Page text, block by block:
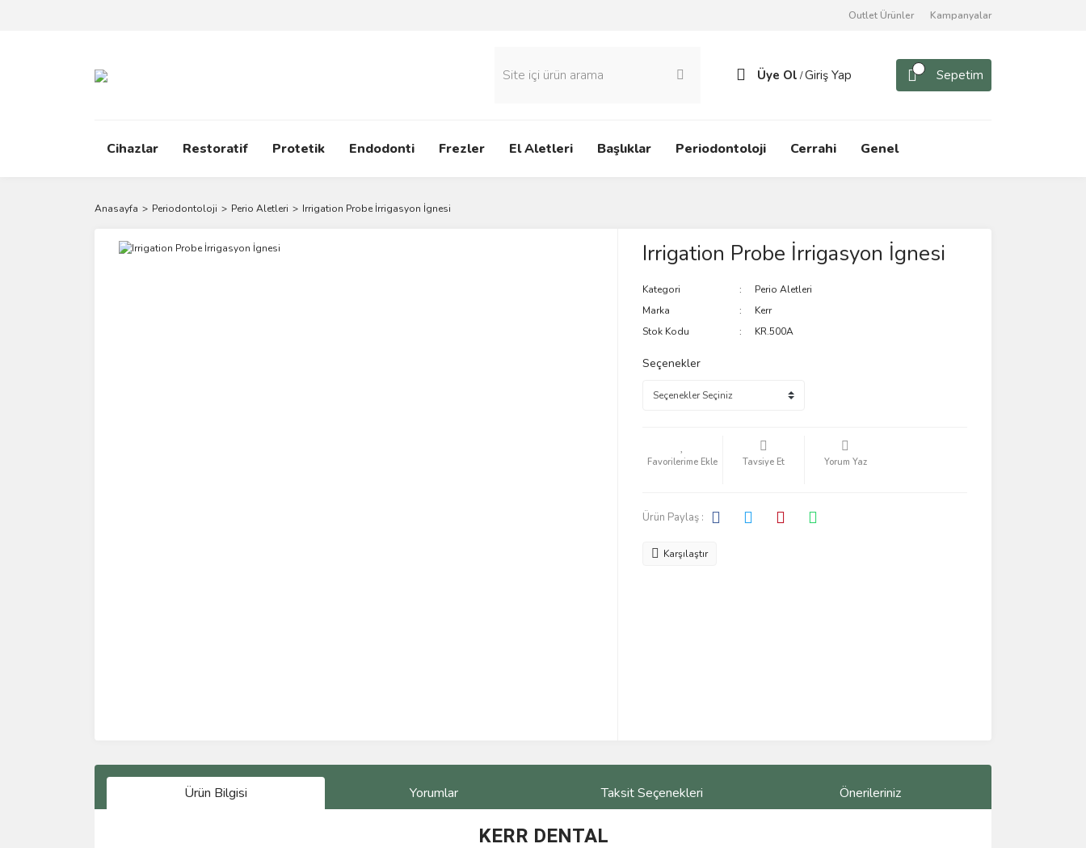
Outlet Ürünler Kampanyalar
Üye Ol /Giriş Yap Sepetim
Cihazlar Restoratif Protetik Endodonti Frezler El Aletleri Başlıklar Periodontoloji Cerrahi Genel
Anasayfa Periodontoloji Perio Aletleri Irrigation Probe İrrigasyon İgnesi
Irrigation Probe İrrigasyon İgnesi
Kategori
Perio Aletleri
Marka
Kerr
Stok Kodu
KR.500A
Seçenekler
Tavsiye Et Yorum Yaz
Ürün Paylaş :
Karşılaştır
Ürün Bilgisi Yorumlar Taksit Seçenekleri Önerileriniz
KERR DENTAL